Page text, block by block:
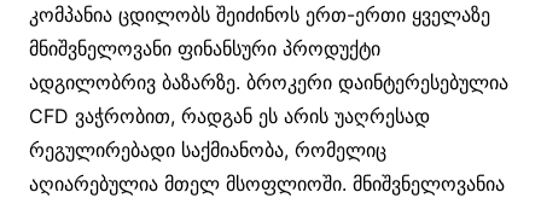
კომპანია ცდილობს შეიძინოს ერთ-ერთი ყველაზე
მნიშვნელოვანი ფინანსური პროდუქტი
ადგილობრივ ბაზარზე. ბროკერი დაინტერესებულია
CFD ვაჭრობით, რადგან ეს არის უაღრესად
რეგულირებადი საქმიანობა, რომელიც
აღიარებულია მთელ მსოფლიოში. მნიშვნელოვანია